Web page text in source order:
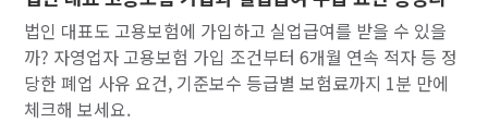
법인 대표도 고용보험에 가입하고 실업급여를 받을 수 있을
까? 자영업자 고용보험 가입 조건부터 6개월 연속 적자 등 정
당한 폐업 사유 요건, 기준보수 등급별 보험료까지 1분 만에
체크해 보세요.